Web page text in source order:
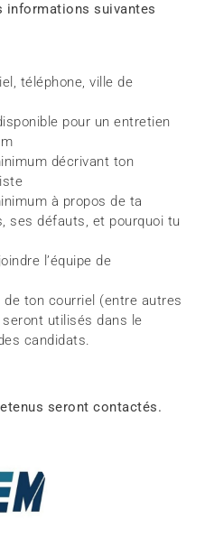
informations suivantes
téléphone, ville de
pour un entretien
décrivant ton
à propos de ta
ses défauts, et pourquoi tu
l’équipe de
de ton courriel (entre autres
utilisés dans le
candidats.
seront contactés.